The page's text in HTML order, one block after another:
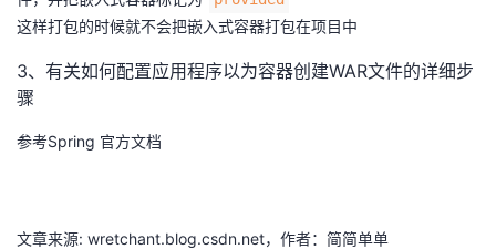
发
者
Programs
的
支
这样打包的时候就不会把嵌入式容器打包在项目中
3、有关如何配置应用程序以为容器创建WAR文件的详细步
骤
参考Spring 官方文档
文章来源: wretchant.blog.csdn.net，作者：简简单单